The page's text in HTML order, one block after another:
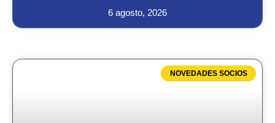
6 agosto, 2026
NOVEDADES SOCIOS